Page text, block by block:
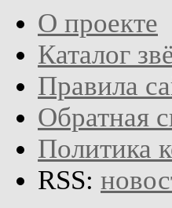
О проекте
Каталог
Правила
Обратная
Политика
RSS: